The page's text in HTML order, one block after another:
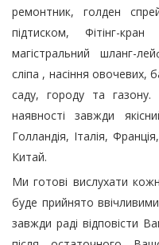
ремонтник, голден
підтиском, Фітінг-
магістральний шланг-
сліпа , насіння овочевих,
саду, городу та
наявності завжди
Голландія, Італія,
Китай.
Ми готові вислухати
буде прийнято
завжди раді відповісти